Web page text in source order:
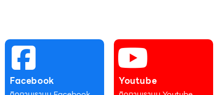
Facebook Youtube